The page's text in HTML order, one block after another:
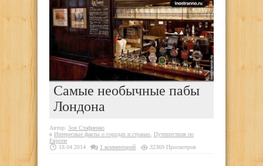
Самые необычные пабы
Лондона
Автор: Зоя Стафиенко
в Интересные факты о городах и странах Путешествия по
Европе
18.04.2014
1 комментарий 32369 Просмотров